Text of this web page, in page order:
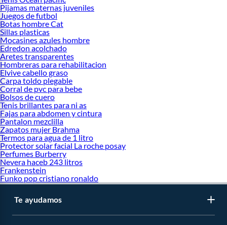
Pijamas maternas juveniles
Juegos de futbol
Botas hombre Cat
Sillas plasticas
Mocasines azules hombre
Edredon acolchado
Aretes transparentes
Hombreras para rehabilitacion
Elvive cabello graso
Carpa toldo plegable
Corral de pvc para bebe
Bolsos de cuero
Tenis brillantes para ni as
Fajas para abdomen y cintura
Pantalon mezclilla
Zapatos mujer Brahma
Termos para agua de 1 litro
Protector solar facial La roche posay
Perfumes Burberry
Nevera haceb 243 litros
Frankenstein
Funko pop cristiano ronaldo
Te ayudamos